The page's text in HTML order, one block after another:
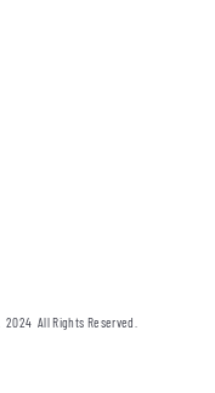
2024 All Rights Reserved.